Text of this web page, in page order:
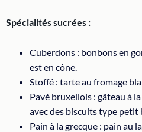
Spécialités sucrées :
Cuberdons : bonbons en
est en cône.
Stoffé : tarte au fromage
Pavé bruxellois : gâteau à
avec des biscuits type petit
Pain à la grecque : pain au